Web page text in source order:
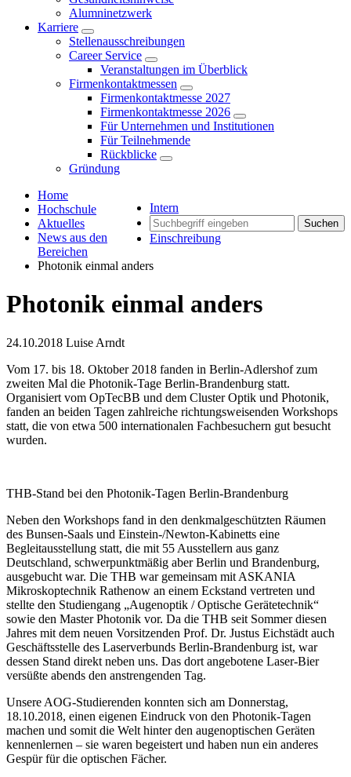
Alumninetzwerk
Karriere
Stellenausschreibungen
Career Service
Veranstaltungen im Überblick
Firmenkontaktmessen
Firmenkontaktmesse 2027
Firmenkontaktmesse 2026
Für Unternehmen und Institutionen
Für Teilnehmende
Rückblicke
Gründung
Intern
Suchen
Einschreibung
Home
Hochschule
Aktuelles
News aus den
Bereichen
Photonik einmal anders
Photonik einmal anders
24.10.2018 Luise Arndt
Vom 17. bis 18. Oktober 2018 fanden in Berlin-Adlershof zum
zweiten Mal die Photonik-Tage Berlin-Brandenburg statt.
Organisiert vom OpTecBB und dem Cluster Optik und Photonik,
fanden an beiden Tagen zahlreiche richtungsweisenden Workshops
statt, die von etwa 500 internationalen Fachbesuchern gut besucht
wurden.
THB-Stand bei den Photonik-Tagen Berlin-Brandenburg
Neben den Workshops fand in den denkmalgeschützten Räumen
des Bunsen-Saals und Einstein-/Newton-Kabinetts eine
Begleitausstellung statt, die mit 55 Ausstellern aus ganz
Deutschland, schwerpunktmäßig aber Berlin und Brandenburg,
ausgebucht war. Die THB war gemeinsam mit ASKANIA
Mikroskoptechnik Rathenow an einem Eckstand vertreten und
stellte den Studiengang „Augenoptik / Optische Gerätetechnik“
sowie den Master Photonik vor. Da die THB seit Sommer diesen
Jahres mit dem neuen Vorsitzenden Prof. Dr. Justus Eichstädt auch
Geschäftsstelle des Laserverbunds Berlin-Brandenburg ist, war
dessen Stand direkt neben uns. Das dort angebotene Laser-Bier
versüßte abends den anstrengenden Tag.
Unsere AOG-Studierenden konnten sich am Donnerstag,
18.10.2018, einen eigenen Eindruck von den Photonik-Tagen
machen und somit die Welt hinter den augenoptischen Geräten
kennenlernen – sie waren begeistert und haben nun ein anderes
Gespür für die optischen Fächer.